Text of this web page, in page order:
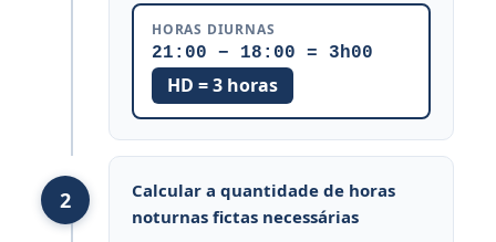
HORAS DIURNAS
21:00 − 18:00 = 3h00
HD = 3 horas
2
Calcular a quantidade de horas
noturnas fictas necessárias